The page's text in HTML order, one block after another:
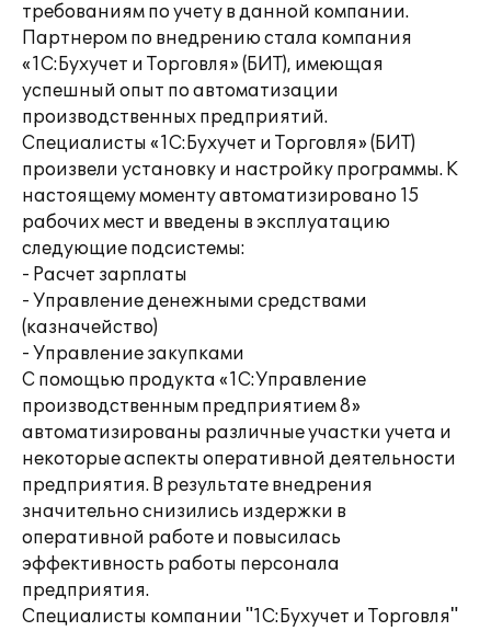
требованиям по учету в данной компании.
Партнером по внедрению стала компания
«1С:Бухучет и Торговля» (БИТ), имеющая
успешный опыт по автоматизации
производственных предприятий.
Специалисты «1С:Бухучет и Торговля» (БИТ)
произвели установку и настройку программы. К
настоящему моменту автоматизировано 15
рабочих мест и введены в эксплуатацию
следующие подсистемы:
- Расчет зарплаты
- Управление денежными средствами
(казначейство)
- Управление закупками
С помощью продукта «1С:Управление
производственным предприятием 8»
автоматизированы различные участки учета и
некоторые аспекты оперативной деятельности
предприятия. В результате внедрения
значительно снизились издержки в
оперативной работе и повысилась
эффективность работы персонала
предприятия.
Специалисты компании "1С:Бухучет и Торговля"